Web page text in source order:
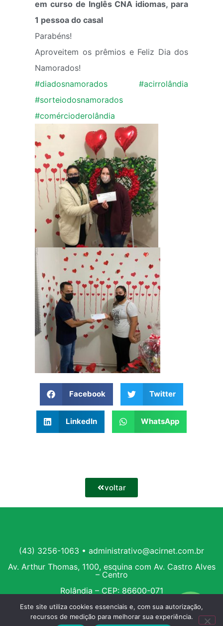
em curso de Inglês CNA idiomas, para
1 pessoa do casal
Parabéns!
Aproveitem os prêmios e Feliz Dia dos
Namorados!
#diadosnamorados
#acirrolândia
#sorteiodosnamorados
#comércioderolândia
Facebook Twitter
LinkedIn WhatsApp
voltar
(43) 3256-1063 • administrativo@acirnet.com.br
Av. Arthur Thomas, 1100, esquina com Av. Castro Alves
– Centro
Rolândia – CEP: 86600-071
Este site utiliza cookies essenciais e, com sua autorização,
recursos de medição para melhorar sua experiência.